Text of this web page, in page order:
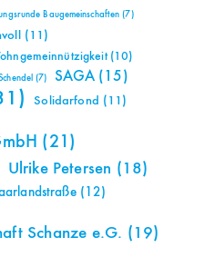
Baugemeinschaften (7)
(11)
(10)
(7) SAGA(15)
Solidarfond (11)
(21)
Ulrike Petersen (18)
(12)
Schanze e.G. (19)